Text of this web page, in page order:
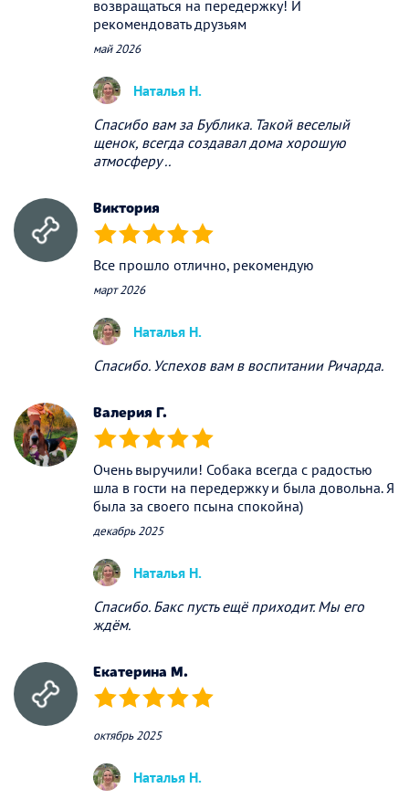
возвращаться на передержку! И
рекомендовать друзьям
май 2026
Наталья Н.
Спасибо вам за Бублика. Такой веселый
щенок, всегда создавал дома хорошую
атмосферу ..
Виктория
(*) (*) (*) (*) (*)
Все прошло отлично, рекомендую
март 2026
Наталья Н.
Спасибо. Успехов вам в воспитании Ричарда.
Валерия Г.
(*) (*) (*) (*) (*)
Очень выручили! Собака всегда с радостью
шла в гости на передержку и была довольна. Я
была за своего псына спокойна)
декабрь 2025
Наталья Н.
Спасибо. Бакс пусть ещё приходит. Мы его
ждём.
Екатерина M.
(*) (*) (*) (*) (*)
октябрь 2025
Наталья Н.